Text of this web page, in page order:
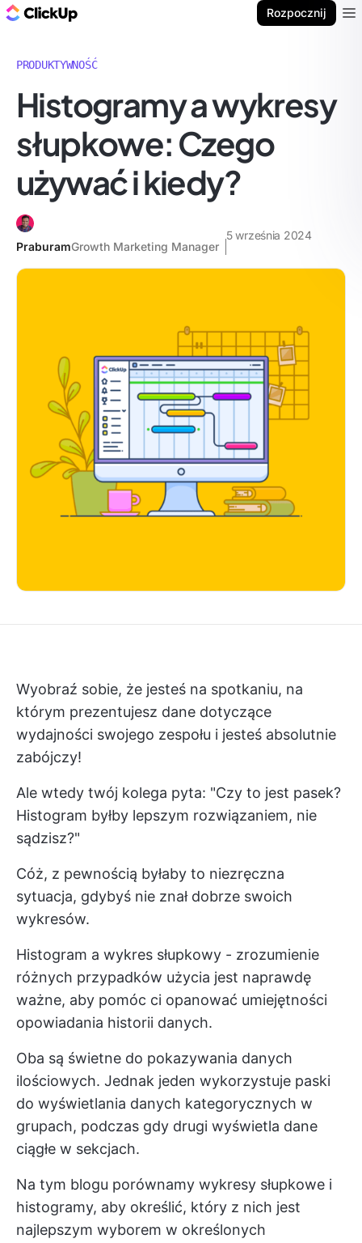
Rozpocznij
PRODUKTYWNOŚĆ
Histogramy a wykresy
słupkowe: Czego
używać i kiedy?
PraburamGrowth Marketing Manager
5 września 2024
Wyobraź sobie, że jesteś na spotkaniu, na
którym prezentujesz dane dotyczące
wydajności swojego zespołu i jesteś absolutnie
zabójczy!
Ale wtedy twój kolega pyta: "Czy to jest pasek?
Histogram byłby lepszym rozwiązaniem, nie
sądzisz?"
Cóż, z pewnością byłaby to niezręczna
sytuacja, gdybyś nie znał dobrze swoich
wykresów.
Histogram a wykres słupkowy - zrozumienie
różnych przypadków użycia jest naprawdę
ważne, aby pomóc ci opanować umiejętności
opowiadania historii danych.
Oba są świetne do pokazywania danych
ilościowych. Jednak jeden wykorzystuje paski
do wyświetlania danych kategorycznych w
grupach, podczas gdy drugi wyświetla dane
ciągłe w sekcjach.
Na tym blogu porównamy wykresy słupkowe i
histogramy, aby określić, który z nich jest
najlepszym wyborem w określonych